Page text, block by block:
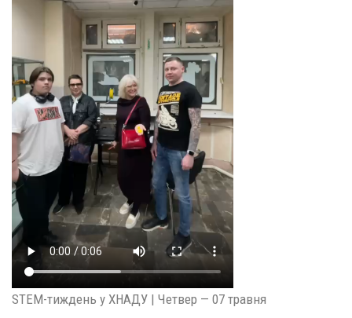
STEM-тиждень у ХНАДУ | Четвер — 07 травня